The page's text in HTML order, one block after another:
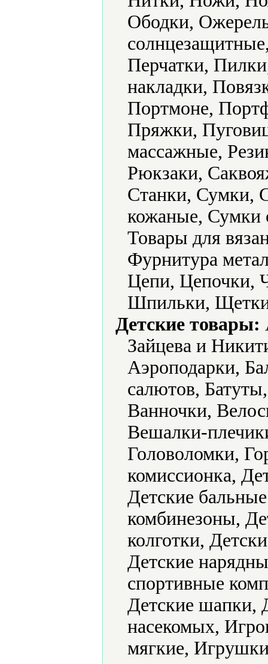
Ободки,
Перчатки,
накладки,
Портмоне,
Пряжки,
массажные,
Рюкзаки,
Станки, Сумки,
кожаные, Сумки
Товары для
Фурнитура
Цепи,
Шпильки,
Детские товары:
Зайцева и
Аэроподарки,
салютов,
Ванночки,
Вешалки-
Головоломки,
комиссионка,
Детские
комбинезоны,
колготки,
Детские
спортивные
Детские шапки,
насекомых,
мягкие,